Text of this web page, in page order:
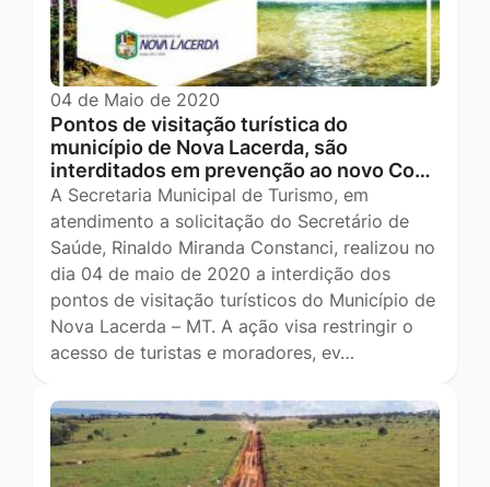
04 de Maio de 2020
Pontos de visitação turística do
município de Nova Lacerda, são
interditados em prevenção ao novo Co…
A Secretaria Municipal de Turismo, em
atendimento a solicitação do Secretário de
Saúde, Rinaldo Miranda Constanci, realizou no
dia 04 de maio de 2020 a interdição dos
pontos de visitação turísticos do Município de
Nova Lacerda – MT. A ação visa restringir o
acesso de turistas e moradores, ev…